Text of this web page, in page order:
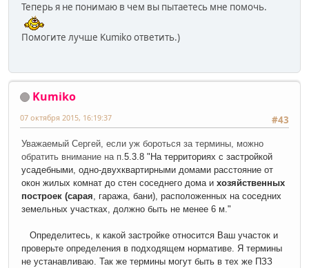
Теперь я не понимаю в чем вы пытаетесь мне помочь.
Помогите лучше Kumiko ответить.)
Kumiko
#43
07 октября 2015, 16:19:37
Уважаемый Сергей, если уж бороться за термины, можно
обратить внимание на п. 5.3.8 "На территориях с застройкой
усадебными, одно-двухквартирными домами расстояние от
окон жилых комнат до стен соседнего дома и хозяйственных
построек (сарая , гаража, бани), расположенных на соседних
земельных участках, должно быть не менее 6 м."
Определитесь, к какой застройке относится Ваш участок и
проверьте определения в подходящем нормативе. Я термины
не устанавливаю. Так же термины могут быть в тех же ПЗЗ